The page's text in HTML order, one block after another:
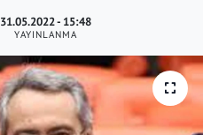
31.05.2022 - 15:48
YAYINLANMA